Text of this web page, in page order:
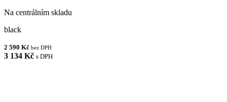
Na centrálním skladu
black
2 590 Kč bez DPH
3 134 Kč s DPH